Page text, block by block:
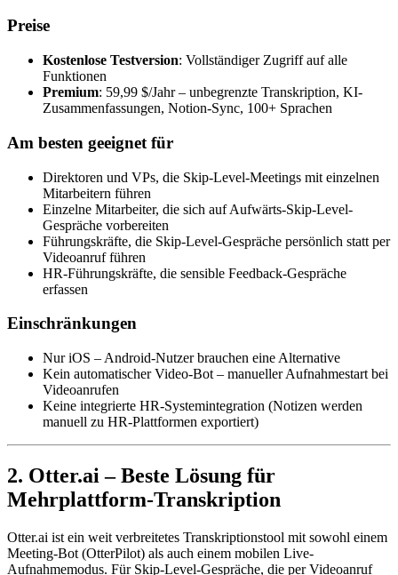
Preise
Kostenlose Testversion: Vollständiger Zugriff auf alle
Funktionen
Premium: 59,99 $/Jahr – unbegrenzte Transkription, KI-
Zusammenfassungen, Notion-Sync, 100+ Sprachen
Am besten geeignet für
Direktoren und VPs, die Skip-Level-Meetings mit einzelnen
Mitarbeitern führen
Einzelne Mitarbeiter, die sich auf Aufwärts-Skip-Level-
Gespräche vorbereiten
Führungskräfte, die Skip-Level-Gespräche persönlich statt per
Videoanruf führen
HR-Führungskräfte, die sensible Feedback-Gespräche
erfassen
Einschränkungen
Nur iOS – Android-Nutzer brauchen eine Alternative
Kein automatischer Video-Bot – manueller Aufnahmestart bei
Videoanrufen
Keine integrierte HR-Systemintegration (Notizen werden
manuell zu HR-Plattformen exportiert)
2. Otter.ai – Beste Lösung für
Mehrplattform-Transkription
Otter.ai ist ein weit verbreitetes Transkriptionstool mit sowohl einem
Meeting-Bot (OtterPilot) als auch einem mobilen Live-
Aufnahmemodus. Für Skip-Level-Gespräche, die per Videoanruf